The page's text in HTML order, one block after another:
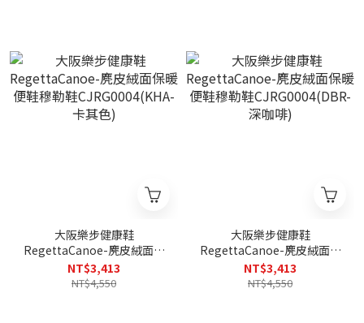
大阪樂步健康鞋
RegettaCanoe-麂皮絨面保
暖便鞋穆勒鞋
CJRG0004(KHA-卡其色)
NT$3,413
NT$4,550
大阪樂步健康鞋
RegettaCanoe-麂皮絨面保
暖便鞋穆勒鞋
CJRG0004(DBR-深咖啡)
NT$3,413
NT$4,550